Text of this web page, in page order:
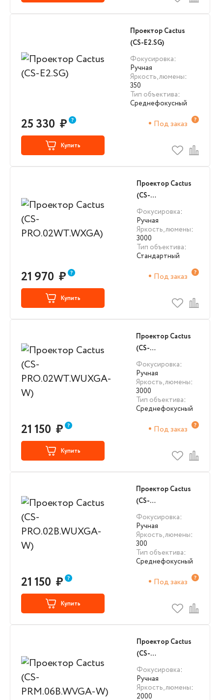
Проектор Cactus
(CS-E2.SG)
Фокусировка:
Ручная
Яркость, люмены:
350
Тип объектива:
Среднефокусный
25 330 ₽ Под заказ
Купить
Проектор Cactus
(CS-
PRO.02WT.WXGA)
Фокусировка:
Ручная
Яркость, люмены:
3000
Тип объектива:
Стандартный
21 970 ₽ Под заказ
Купить
Проектор Cactus
(CS-
PRO.02WT.WUXGA-
W)
Фокусировка:
Ручная
Яркость, люмены:
3000
Тип объектива:
Среднефокусный
21 150 ₽ Под заказ
Купить
Проектор Cactus
(CS-
PRO.02B.WUXGA-
W)
Фокусировка:
Ручная
Яркость, люмены:
300
Тип объектива:
Среднефокусный
21 150 ₽ Под заказ
Купить
Проектор Cactus
(CS-
PRM.06B.WVGA-W)
Фокусировка:
Ручная
Яркость, люмены:
2000